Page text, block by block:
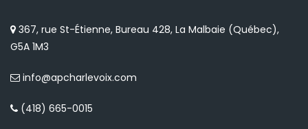
367, rue St-Étienne, Bureau 428, La Malbaie (Québec),
G5A 1M3
info@apcharlevoix.com
(418) 665-0015